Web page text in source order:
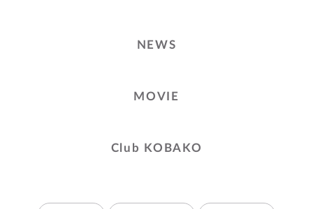
NEWS
MOVIE
Club KOBAKO